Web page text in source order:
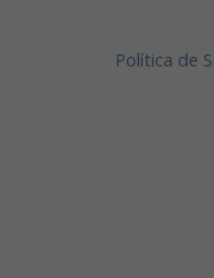
Política de